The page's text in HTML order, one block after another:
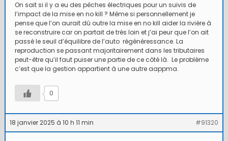
On sait si il y a eu des pêches électriques pour un suivis de
l’impact de la mise en no kill ? Même si personnellement je
pense que l’on aurait dû outre la mise en no kill aider la rivière à
se reconstruire car on partait de très loin et j’ai peur que l’on ait
passé le seuil d’équilibre de l’auto régénéressance. La
reproduction se passant majoritairement dans les tributaires
peut-être qu’il faut puiser une partie de ce côté là. Le problème
c’est que la gestion appartient à une autre aappma.
0
18 janvier 2025 à 10 h 11 min #91320